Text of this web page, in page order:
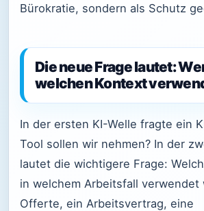
Bürokratie, sondern als Schutz
Die neue Frage lautet:
welchen Kontext
In der ersten KI-Welle fragte ein
Tool sollen wir nehmen? In der
lautet die wichtigere Frage:
in welchem Arbeitsfall verwendet
Offerte, ein Arbeitsvertrag, eine